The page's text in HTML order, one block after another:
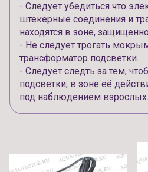
- Следует убедиться что
штекерные соединения и
находятся в зоне,
- Не следует трогать
трансформатор подсветки.
- Следует следть за тем,
подсветки, в зоне её
под наблюдением взрослых.